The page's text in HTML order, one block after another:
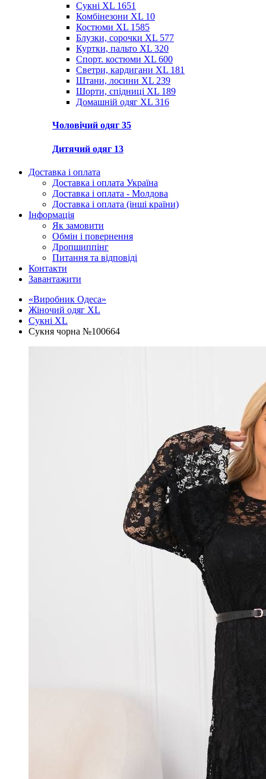
Cукні XL 1651
Комбінезони XL 10
Костюми XL 1585
Блузки, сорочки XL 577
Куртки, пальто XL 320
Спорт. костюми XL 600
Светри, кардигани XL 181
Штани, лосини XL 239
Шорти, спідниці XL 189
Домашній одяг XL 316
Чоловічий одяг 35
Дитячий одяг 13
Доставка і оплата
Доставка і оплата Україна
Доставка і оплата - Молдова
Доставка і оплата (інші країни)
Інформація
Як замовити
Обмін і повернення
Дропшиппінг
Питання та відповіді
Контакти
Завантажити
«Виробник Одеса»
Жіночий одяг XL
Cукні XL
Сукня чорна №100664